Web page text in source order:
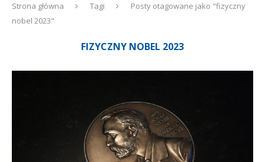
Strona główna Tagi
Posty otagowane jako "fizyczny
nobel 2023"
FIZYCZNY NOBEL 2023